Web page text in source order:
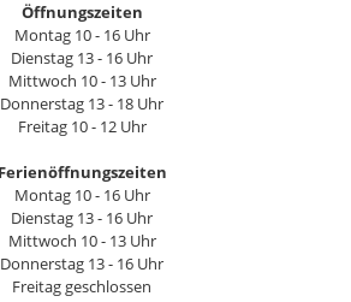
Öffnungszeiten
Montag 10 - 16 Uhr
Dienstag 13 - 16 Uhr
Mittwoch 10 - 13 Uhr
Donnerstag 13 - 18 Uhr
Freitag 10 - 12 Uhr
Ferienöffnungszeiten
Montag 10 - 16 Uhr
Dienstag 13 - 16 Uhr
Mittwoch 10 - 13 Uhr
Donnerstag 13 - 16 Uhr
Freitag geschlossen